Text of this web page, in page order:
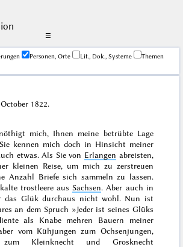
☰
Personen, Orte Lit., Dok., Systeme
Themen
1822.
mich, Ihnen meine betrübte Lage
kennen mich doch in Hinsicht meiner
etwas. Als Sie von Erlangen abreisten,
kleinen Reise, um mich zu zerstreuen
Anzahl Briefe sich sammeln zu lassen.
trostleere aus Sachsen. Aber auch in
das Glük durchaus nicht wohl. Nun ist
an dem Spruch »Jeder ist seines Glüks
als Knabe mehren Bauern meiner
vom Kühjungen zum Ochsenjungen,
Kleinknecht und Grosknecht